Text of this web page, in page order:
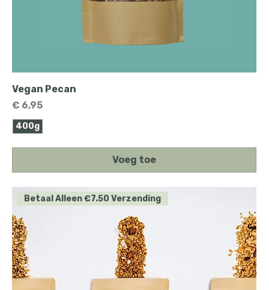
Vegan Pecan
Prijs
€ 6,95
400g
Voeg toe
Betaal Alleen €7.50 Verzending